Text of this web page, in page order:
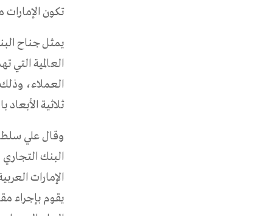
تكون الإمارات
يمثل جناح
العالمية
العملاء،
ثلاثية الأبعاد
وقال علي
البنك
الإمارات
يقوم بإجراء